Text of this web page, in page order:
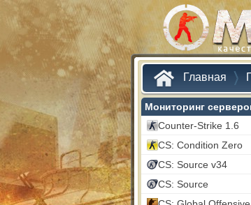
Главная
Мониторинг
Counter-Strike 1.6
CS: Condition Zero
CS: Source v34
CS: Source